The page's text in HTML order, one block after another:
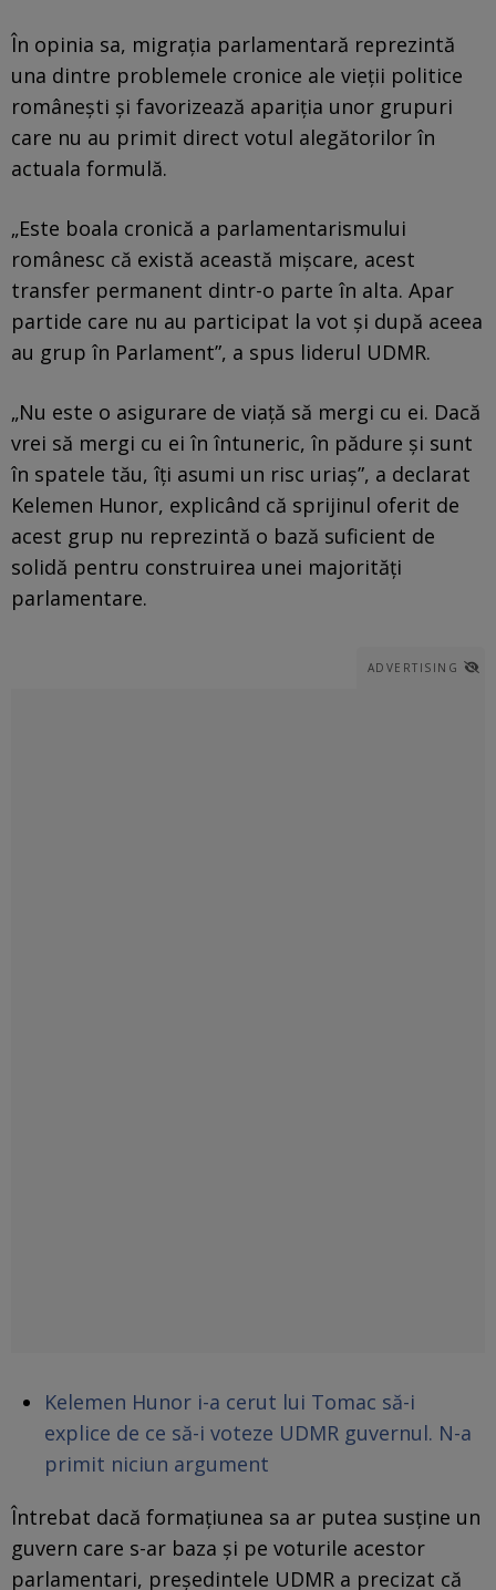
În opinia sa, migrația parlamentară reprezintă
una dintre problemele cronice ale vieții politice
românești și favorizează apariția unor grupuri
care nu au primit direct votul alegătorilor în
actuala formulă.
„Este boala cronică a parlamentarismului
românesc că există această mișcare, acest
transfer permanent dintr-o parte în alta. Apar
partide care nu au participat la vot și după aceea
au grup în Parlament”, a spus liderul UDMR.
„Nu este o asigurare de viață să mergi cu ei. Dacă
vrei să mergi cu ei în întuneric, în pădure și sunt
în spatele tău, îți asumi un risc uriaș”, a declarat
Kelemen Hunor, explicând că sprijinul oferit de
acest grup nu reprezintă o bază suficient de
solidă pentru construirea unei majorități
parlamentare.
ADVERTISING
Kelemen Hunor i-a cerut lui Tomac să-i
explice de ce să-i voteze UDMR guvernul. N-a
primit niciun argument
Întrebat dacă formațiunea sa ar putea susține un
guvern care s-ar baza și pe voturile acestor
parlamentari, președintele UDMR a precizat că